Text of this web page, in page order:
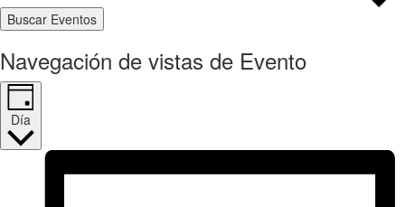
Buscar Eventos
Navegación de vistas de Evento
Día